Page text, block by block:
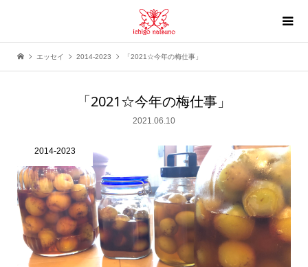
エッセイ 2014-2023 「2021☆今年の梅仕事」
「2021☆今年の梅仕事」
2021.06.10
2014-2023